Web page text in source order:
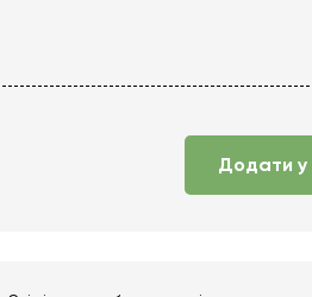
Додати у